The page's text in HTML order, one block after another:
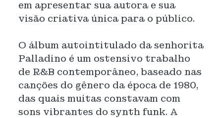
em apresentar sua autora e sua
visão criativa única para o público.
O álbum autointitulado da senhorita
Palladino é um ostensivo trabalho
de R&B contemporâneo, baseado nas
canções do gênero da época de 1980,
das quais muitas constavam com
sons vibrantes do synth funk. A